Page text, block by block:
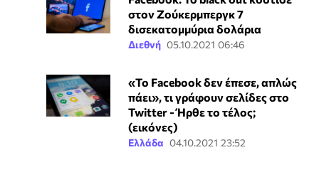
στον Ζούκερμπεργκ 7
δισεκατομμύρια δολάρια
Διεθνή 05.10.2021 06:46
«Το Facebook δεν έπεσε, απλώς
πάει», τι γράφουν σελίδες στο
Twitter - Ήρθε το τέλος;
(εικόνες)
Ελλάδα 04.10.2021 23:52